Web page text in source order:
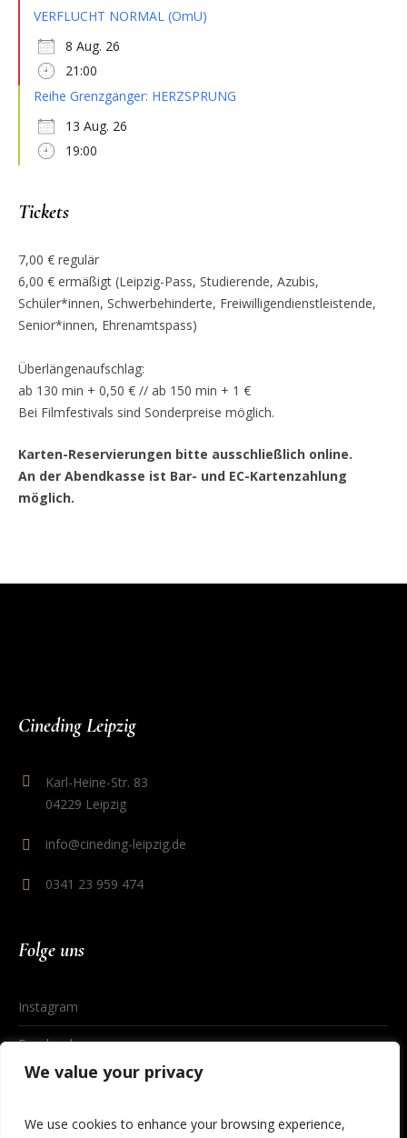
We value your privacy
We use cookies to enhance your browsing experience,
VERFLUCHT NORMAL (OmU)
8 Aug. 26
21:00
Reihe Grenzgänger: HERZSPRUNG
13 Aug. 26
19:00
Tickets
7,00 € regulär
6,00 € ermäßigt (Leipzig-Pass, Studierende, Azubis,
Schüler*innen, Schwerbehinderte, Freiwilligendienstleistende,
Senior*innen, Ehrenamtspass)
Überlängenaufschlag:
ab 130 min + 0,50 € // ab 150 min + 1 €
Bei Filmfestivals sind Sonderpreise möglich.
Karten-Reservierungen bitte ausschließlich online.
An der Abendkasse ist Bar- und EC-Kartenzahlung
möglich.
Cineding Leipzig
Karl-Heine-Str. 83
04229 Leipzig
info@cineding-leipzig.de
0341 23 959 474
Folge uns
Instagram
Facebook